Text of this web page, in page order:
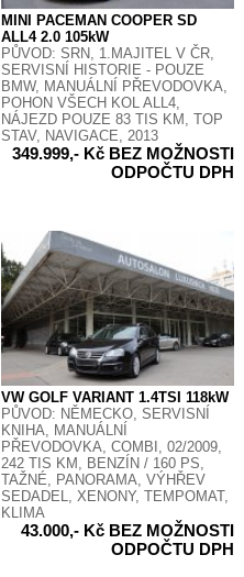
MINI PACEMAN COOPER SD
ALL4 2.0 105kW
PŮVOD: SRN, 1.MAJITEL V ČR,
SERVISNÍ HISTORIE - POUZE
BMW, MANUÁLNÍ PŘEVODOVKA,
POHON VŠECH KOL ALL4,
NÁJEZD POUZE 83 TIS KM, TOP
STAV, NAVIGACE, 2013
349.999,- Kč BEZ MOŽNOSTI
ODPOČTU DPH
VW GOLF VARIANT 1.4TSI 118kW
PŮVOD: NĚMECKO, SERVISNÍ
KNIHA, MANUÁLNÍ
PŘEVODOVKA, COMBI, 02/2009,
242 TIS KM, BENZÍN / 160 PS,
TAŽNÉ, PANORAMA, VÝHŘEV
SEDADEL, XENONY, TEMPOMAT,
KLIMA
43.000,- Kč BEZ MOŽNOSTI
ODPOČTU DPH